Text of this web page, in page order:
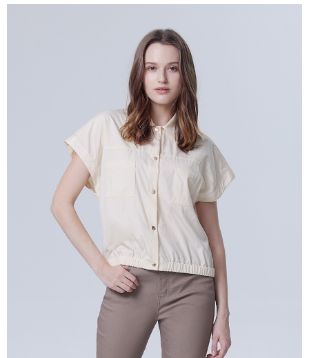
１．於結帳方式選擇「AFTEE先享後付」後，將跳轉至「AFTEE先享後付」
結帳頁面，進行簡訊認證並確認金額後，即可完成結帳。
２．訂單成立數日內，您將收到繳費通知簡訊。
３．收到繳費通知簡訊後14天內，點擊此簡訊中的連結，可透過四大超商／
ATM／網路銀行／等多元方式進行付款，方視為交易完成。
※ 請注意：結帳手續完成當下不需立刻繳費，但若您需要取消訂單，請聯絡
購買商品的店家。未經商家同意取消之訂單仍視為有效，需透過AFTEE先享
後付繳納相關費用。
※ 交易是否成功請以「AFTEE先享後付 」之結帳頁面顯示為準，若有關於
是否繳費成功／繳費後需取消欲退款等相關疑問，請聯繫「AFTEE先享後付
客戶支援中心」https://netprotections.freshdesk.com/support/home
【注意事項】
１．透過由恩沛科技股份有限公司提供之「AFTEE先享後付」服務完成之交
易，需依本服務之必要範圍內提供個人資料，並將交易相關給付款項請求債
權轉讓予恩沛科技股份有限公司。
２．關於個人資料處理事宜，請瀏覽以下網址：
https://aftee.tw/terms/#terms3
３．未成年的使用者請事先徵得法定代理人或監護人之同意方可使用
「AFTEE先享後付」，若未經同意申辦者引起之損失，本公司不負相關責
４．使用「AFTEE先享後付」時，將依據個別帳號之用戶狀況，依本公司即
時審查核予不同之上限額度；若仍有額度不足之情形，本公司將視審查結果
請求用戶進行身份認證。
５．嚴禁一人註冊多個帳號或使用他人資訊註冊。若發現惡意使用之情形，
恩沛科技股份有限公司將有權停止該用戶之使用額度並採取法律行動。
每筆NT$60，滿NT$2,000(含以上)免運費
每筆NT$60，滿NT$2,000(含以上)免運費
付款後7-11取貨---滿2000元免運
每筆NT$60，滿NT$2,000(含以上)免運費
宅配-滿2000元免運
每筆NT$120，滿NT$2,000(含以上)免運費